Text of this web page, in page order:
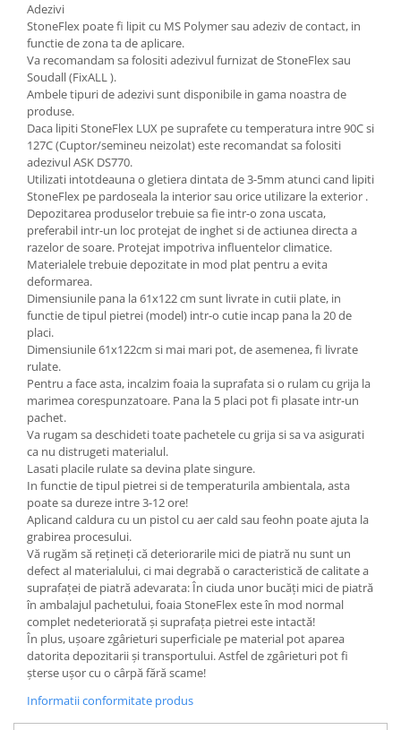
Adezivi
StoneFlex poate fi lipit cu MS Polymer sau adeziv de contact, in
functie de zona ta de aplicare.
Va recomandam sa folositi adezivul furnizat de StoneFlex sau
Soudall (FixALL ).
Ambele tipuri de adezivi sunt disponibile in gama noastra de
produse.
Daca lipiti StoneFlex LUX pe suprafete cu temperatura intre 90C si
127C (Cuptor/semineu neizolat) este recomandat sa folositi
adezivul ASK DS770.
Utilizati intotdeauna o gletiera dintata de 3-5mm atunci cand lipiti
StoneFlex pe pardoseala la interior sau orice utilizare la exterior .
Depozitarea produselor trebuie sa fie intr-o zona uscata,
preferabil intr-un loc protejat de inghet si de actiunea directa a
razelor de soare. Protejat impotriva influentelor climatice.
Materialele trebuie depozitate in mod plat pentru a evita
deformarea.
Dimensiunile pana la 61x122 cm sunt livrate in cutii plate, in
functie de tipul pietrei (model) intr-o cutie incap pana la 20 de
placi.
Dimensiunile 61x122cm si mai mari pot, de asemenea, fi livrate
rulate.
Pentru a face asta, incalzim foaia la suprafata si o rulam cu grija la
marimea corespunzatoare. Pana la 5 placi pot fi plasate intr-un
pachet.
Va rugam sa deschideti toate pachetele cu grija si sa va asigurati
ca nu distrugeti materialul.
Lasati placile rulate sa devina plate singure.
In functie de tipul pietrei si de temperaturila ambientala, asta
poate sa dureze intre 3-12 ore!
Aplicand caldura cu un pistol cu aer cald sau feohn poate ajuta la
grabirea procesului.
Vă rugăm să rețineți că deteriorarile mici de piatră nu sunt un
defect al materialului, ci mai degrabă o caracteristică de calitate a
suprafaței de piatră adevarata: În ciuda unor bucăți mici de piatră
în ambalajul pachetului, foaia StoneFlex este în mod normal
complet nedeteriorată și suprafața pietrei este intactă!
În plus, ușoare zgârieturi superficiale pe material pot aparea
datorita depozitarii și transportului. Astfel de zgârieturi pot fi
șterse ușor cu o cârpă fără scame!
Informatii conformitate produs